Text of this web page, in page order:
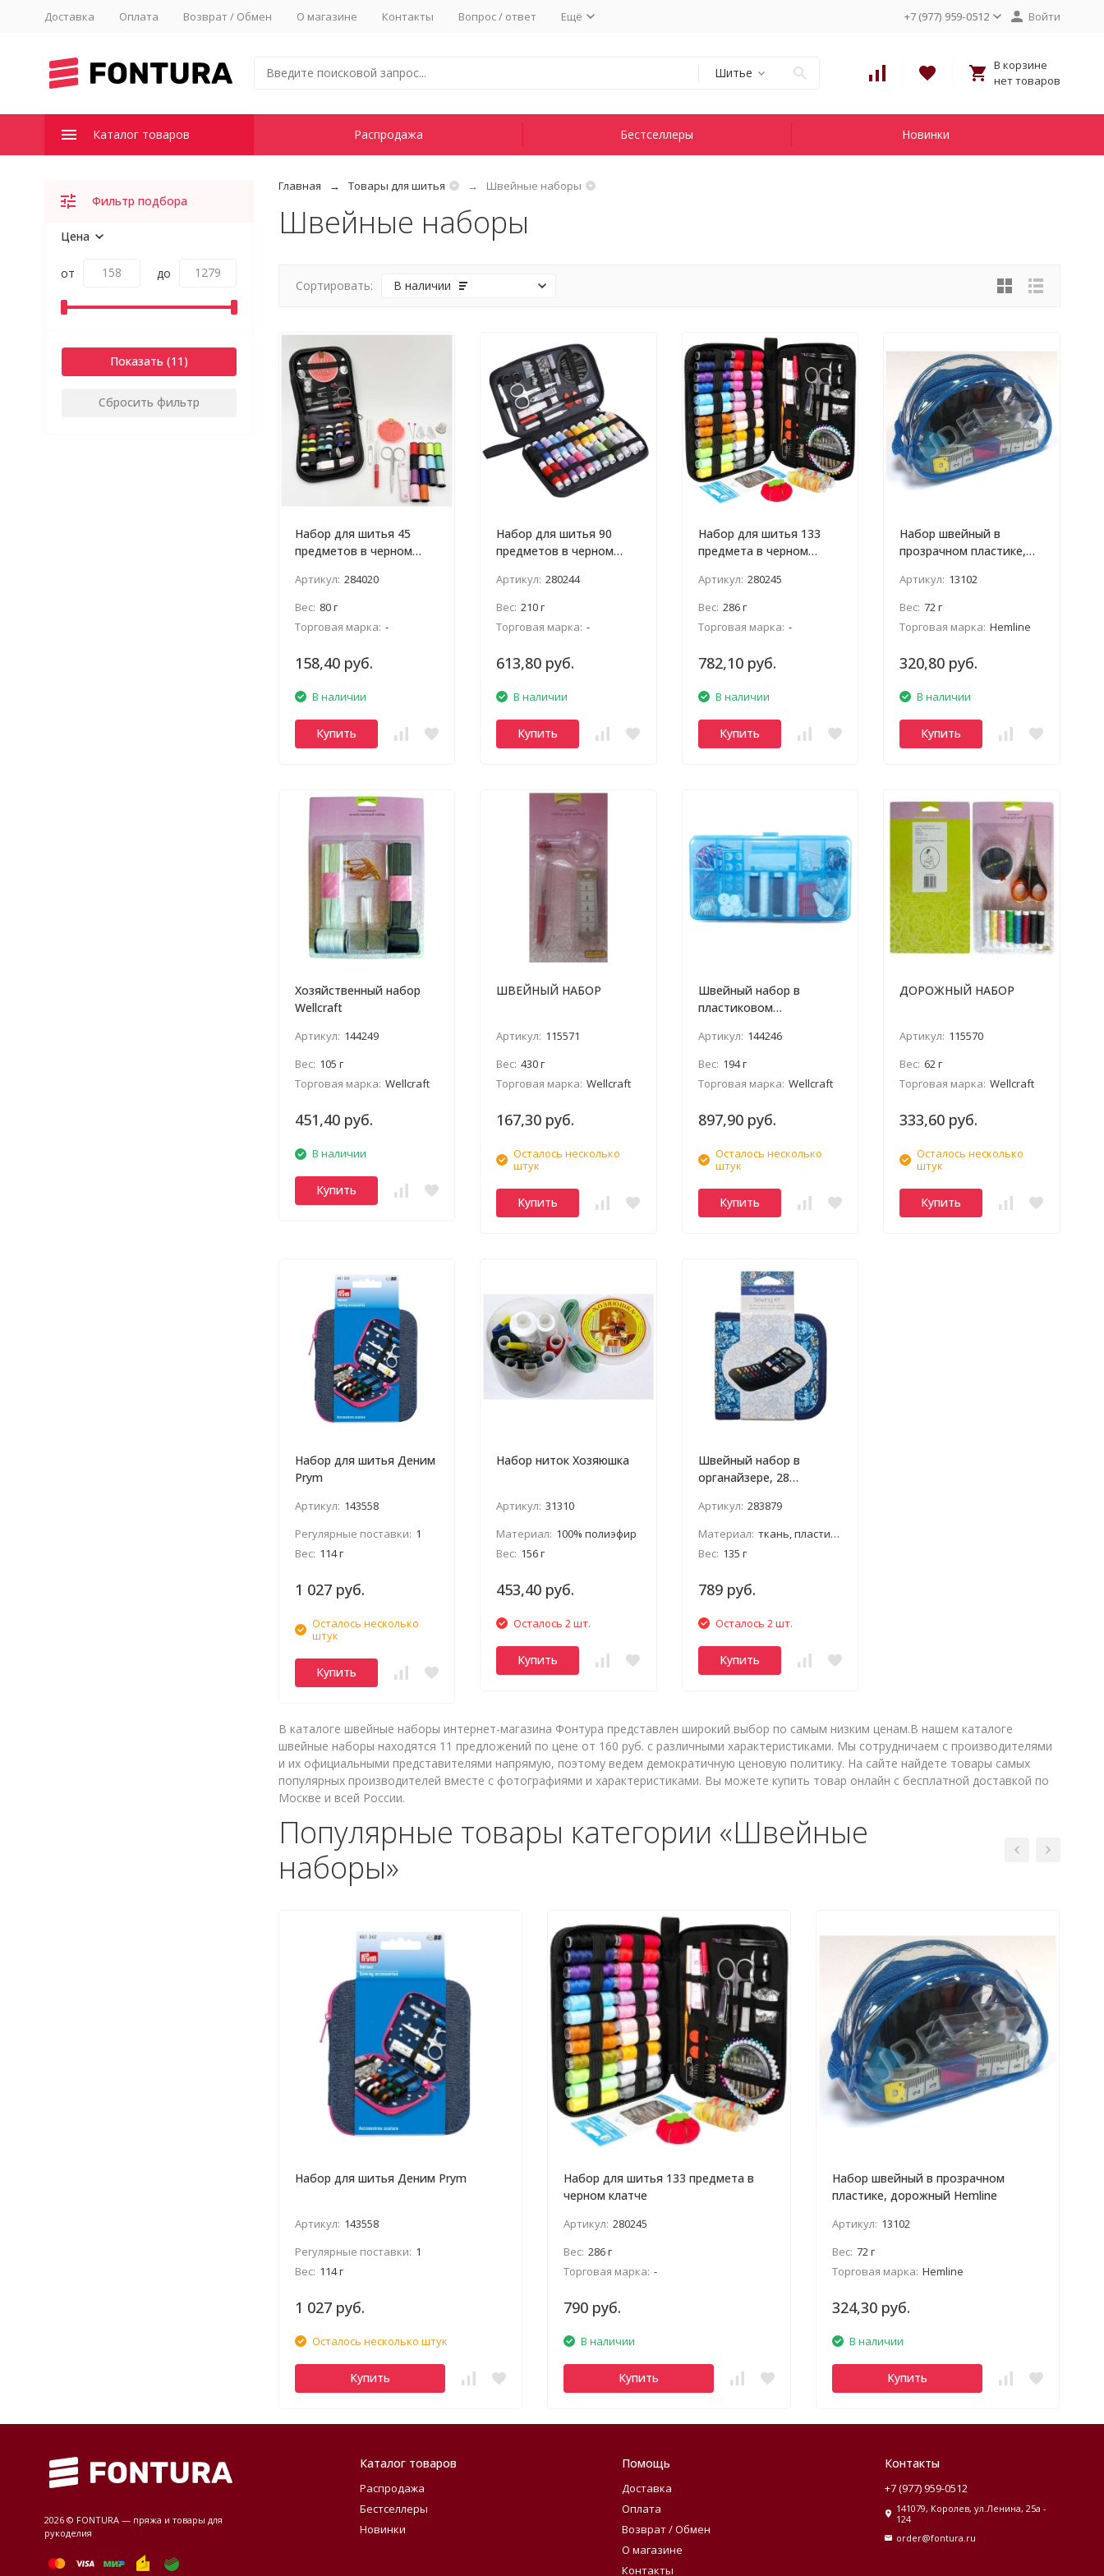
Доставка Оплата Возврат / Обмен О магазине Контакты Вопрос / ответ Ещё +7 (977) 959-0512 Войти
Шитье
В корзине
нет товаров
Каталог товаров Распродажа Бестселлеры Новинки
Главная Товары для шитья Швейные наборы
Швейные наборы
Сортировать: В наличии
Набор для шитья 45
предметов в черном
Артикул: 284020
Вес: 80 г
Торговая марка: -
158,40 руб.
В наличии
Купить
Набор для шитья 90
предметов в черном
Артикул: 280244
Вес: 210 г
Торговая марка: -
613,80 руб.
В наличии
Купить
Набор для шитья 133
предмета в черном
Артикул: 280245
Вес: 286 г
Торговая марка: -
782,10 руб.
В наличии
Купить
Набор швейный в
прозрачном пластике,
Артикул: 13102
Вес: 72 г
Торговая марка: Hemline
320,80 руб.
В наличии
Купить
Хозяйственный набор
Wellcraft
Артикул: 144249
Вес: 105 г
Торговая марка: Wellcraft
451,40 руб.
В наличии
Купить
ШВЕЙНЫЙ НАБОР
Артикул: 115571
Вес: 430 г
Торговая марка: Wellcraft
167,30 руб.
Осталось несколько
штук
Купить
Швейный набор в
пластиковом
Артикул: 144246
Вес: 194 г
Торговая марка: Wellcraft
897,90 руб.
Осталось несколько
штук
Купить
ДОРОЖНЫЙ НАБОР
Артикул: 115570
Вес: 62 г
Торговая марка: Wellcraft
333,60 руб.
Осталось несколько
штук
Купить
Набор для шитья Деним
Prym
Артикул: 143558
Регулярные поставки: 1
Вес: 114 г
1 027 руб.
Осталось несколько
штук
Купить
Набор ниток Хозяюшка
Артикул: 31310
Материал: 100% полиэфир
Вес: 156 г
453,40 руб.
Осталось 2 шт.
Купить
Швейный набор в
органайзере, 28
Артикул: 283879
Материал: ткань, пластик, металл
Вес: 135 г
789 руб.
Осталось 2 шт.
Купить
В каталоге швейные наборы интернет-магазина Фонтура представлен широкий выбор по самым низким ценам.В нашем каталоге
швейные наборы находятся 11 предложений по цене от 160 руб. с различными характеристиками. Мы сотрудничаем с производителями
и их официальными представителями напрямую, поэтому ведем демократичную ценовую политику. На сайте найдете товары самых
популярных производителей вместе с фотографиями и характеристиками. Вы можете купить товар онлайн с бесплатной доставкой по
Москве и всей России.
Популярные товары категории «Швейные
наборы»
Набор для шитья Деним Prym
Артикул: 143558
Регулярные поставки: 1
Вес: 114 г
1 027 руб.
Осталось несколько штук
Купить
Набор для шитья 133 предмета в
черном клатче
Артикул: 280245
Вес: 286 г
Торговая марка: -
790 руб.
В наличии
Купить
Набор швейный в прозрачном
пластике, дорожный Hemline
Артикул: 13102
Вес: 72 г
Торговая марка: Hemline
324,30 руб.
В наличии
Купить
Фильтр подбора
Цена
от до
Показать
Сбросить фильтр
2026 © FONTURA — пряжа и товары для
рукоделия
Каталог товаров
Распродажа
Бестселлеры
Новинки
Помощь
Доставка
Оплата
Возврат / Обмен
О магазине
Контакты
Контакты
+7 (977) 959-0512
141079, Королев, ул.Ленина, 25а -
124
order@fontura.ru